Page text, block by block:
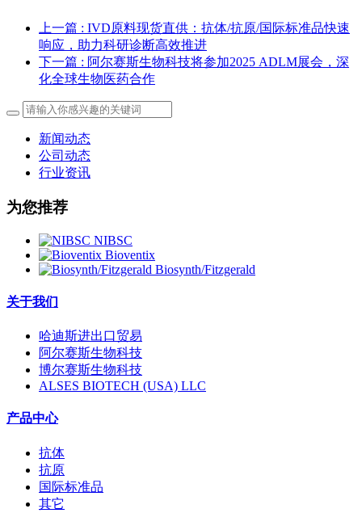
上一篇 : IVD原料现货直供：抗体/抗原/国际标准品快速
响应，助力科研诊断高效推进
下一篇 : 阿尔赛斯生物科技将参加2025 ADLM展会，深
化全球生物医药合作
新闻动态
公司动态
行业资讯
为您推荐
NIBSC
Bioventix
Biosynth/Fitzgerald
关于我们
哈迪斯进出口贸易
阿尔赛斯生物科技
博尔赛斯生物科技
ALSES BIOTECH (USA) LLC
产品中心
抗体
抗原
国际标准品
其它